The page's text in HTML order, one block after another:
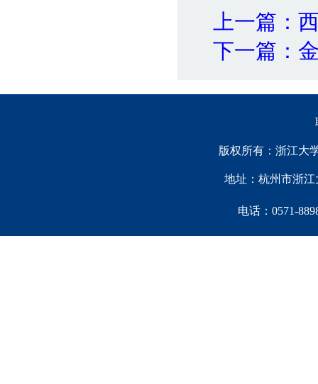
上一篇：
下一篇：
版权所有：浙江大
地址：杭州市浙江
电话：0571-